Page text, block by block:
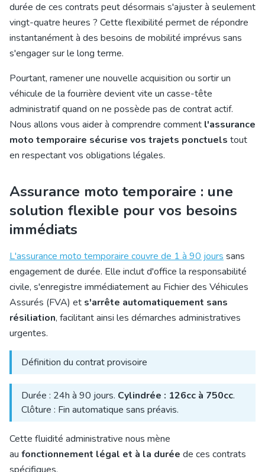
durée de ces contrats peut désormais s'ajuster à seulement
vingt-quatre heures ? Cette flexibilité permet de répondre
instantanément à des besoins de mobilité imprévus sans
s'engager sur le long terme.
Pourtant, ramener une nouvelle acquisition ou sortir un
véhicule de la fourrière devient vite un casse-tête
administratif quand on ne possède pas de contrat actif.
Nous allons vous aider à comprendre comment l'assurance
moto temporaire sécurise vos trajets ponctuels tout
en respectant vos obligations légales.
Assurance moto temporaire : une
solution flexible pour vos besoins
immédiats
L'assurance moto temporaire couvre de 1 à 90 jours sans
engagement de durée. Elle inclut d'office la responsabilité
civile, s'enregistre immédiatement au Fichier des Véhicules
Assurés (FVA) et s'arrête automatiquement sans
résiliation, facilitant ainsi les démarches administratives
urgentes.
Définition du contrat provisoire
Durée : 24h à 90 jours. Cylindrée : 126cc à 750cc.
Clôture : Fin automatique sans préavis.
Cette fluidité administrative nous mène
au fonctionnement légal et à la durée de ces contrats